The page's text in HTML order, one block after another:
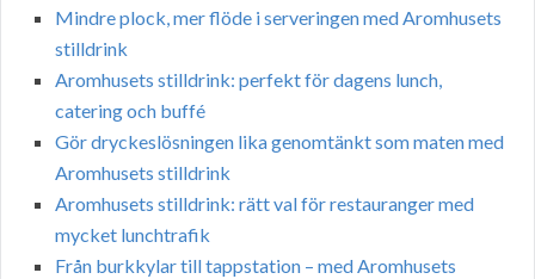
Mindre plock, mer flöde i serveringen med Aromhusets
stilldrink
Aromhusets stilldrink: perfekt för dagens lunch,
catering och buffé
Gör dryckeslösningen lika genomtänkt som maten med
Aromhusets stilldrink
Aromhusets stilldrink: rätt val för restauranger med
mycket lunchtrafik
Från burkkylar till tappstation – med Aromhusets